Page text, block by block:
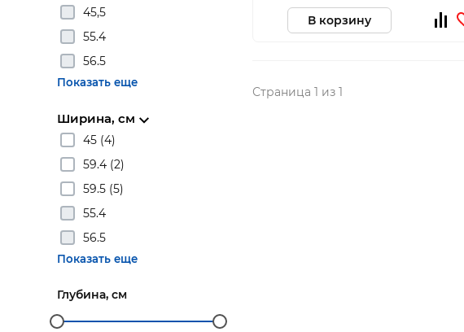
45,5
55.4
56.5
Показать еще
Ширина, см
45 (4)
59.4 (2)
59.5 (5)
55.4
56.5
Показать еще
Глубина, см
В корзину
Страница 1 из 1